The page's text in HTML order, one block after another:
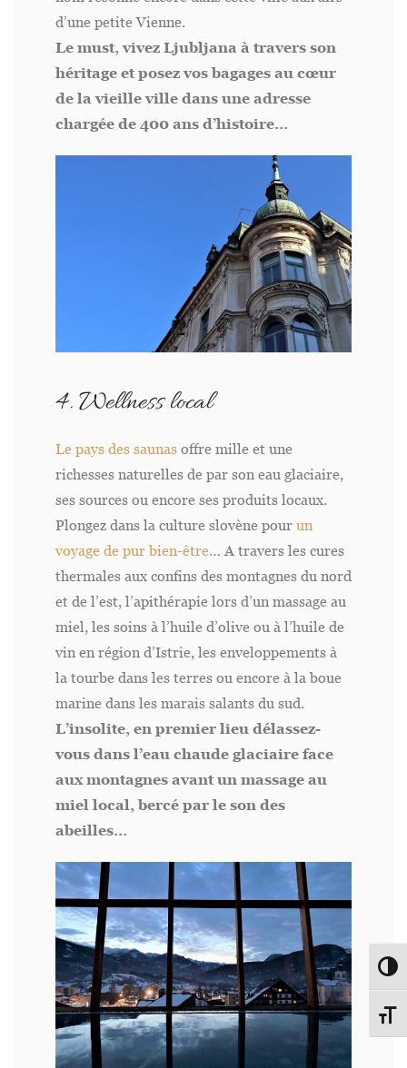
d’une petite Vienne.
Le must, vivez Ljubljana à travers son
héritage et posez vos bagages au cœur
de la vieille ville dans une adresse
chargée de 400 ans d’histoire…
4. Wellness local
Le pays des saunas offre mille et une
richesses naturelles de par son eau glaciaire,
ses sources ou encore ses produits locaux.
Plongez dans la culture slovène pour un
voyage de pur bien-être… A travers les cures
thermales aux confins des montagnes du nord
et de l’est, l’apithérapie lors d’un massage au
miel, les soins à l’huile d’olive ou à l’huile de
vin en région d’Istrie, les enveloppements à
la tourbe dans les terres ou encore à la boue
marine dans les marais salants du sud.
L’insolite, en premier lieu délassez-
vous dans l’eau chaude glaciaire face
aux montagnes avant un massage au
miel local, bercé par le son des
abeilles…